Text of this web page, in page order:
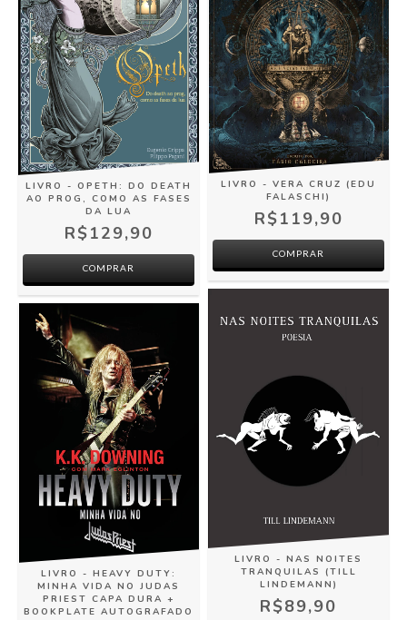
LIVRO - OPETH: DO DEATH
AO PROG, COMO AS FASES
DA LUA
R$129,90
COMPRAR
LIVRO - VERA CRUZ (EDU
FALASCHI)
R$119,90
COMPRAR
LIVRO - HEAVY DUTY:
MINHA VIDA NO JUDAS
PRIEST CAPA DURA +
BOOKPLATE AUTOGRAFADO
LIVRO - NAS NOITES
TRANQUILAS (TILL
LINDEMANN)
R$89,90